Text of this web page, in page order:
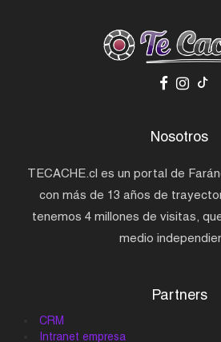
Nosotros
TECACHE.cl es un portal de
con más de 13 años de
tenemos 4 millones de visitas,
medio
Partners
CRM
Intranet empresa